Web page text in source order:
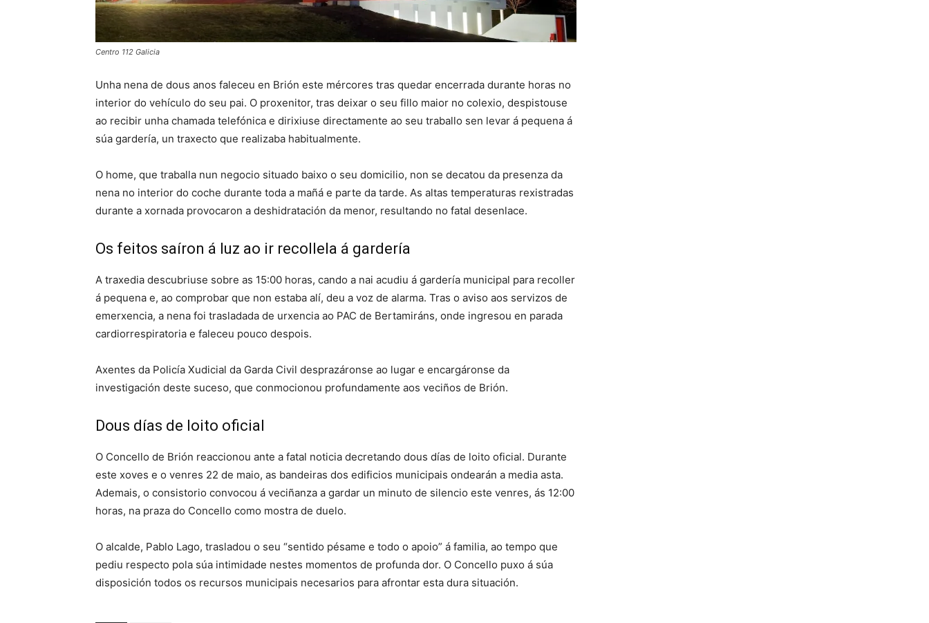
Centro 112 Galicia
Unha nena de dous anos faleceu en Brión este mércores tras quedar encerrada durante horas no
interior do vehículo do seu pai. O proxenitor, tras deixar o seu fillo maior no colexio, despistouse
ao recibir unha chamada telefónica e dirixiuse directamente ao seu traballo sen levar á pequena á
súa gardería, un traxecto que realizaba habitualmente.
O home, que traballa nun negocio situado baixo o seu domicilio, non se decatou da presenza da
nena no interior do coche durante toda a mañá e parte da tarde. As altas temperaturas rexistradas
durante a xornada provocaron a deshidratación da menor, resultando no fatal desenlace.
Os feitos saíron á luz ao ir recollela á gardería
A traxedia descubriuse sobre as 15:00 horas, cando a nai acudiu á gardería municipal para recoller
á pequena e, ao comprobar que non estaba alí, deu a voz de alarma. Tras o aviso aos servizos de
emerxencia, a nena foi trasladada de urxencia ao PAC de Bertamiráns, onde ingresou en parada
cardiorrespiratoria e faleceu pouco despois.
Axentes da Policía Xudicial da Garda Civil desprazáronse ao lugar e encargáronse da
investigación deste suceso, que conmocionou profundamente aos veciños de Brión.
Dous días de loito oficial
O Concello de Brión reaccionou ante a fatal noticia decretando dous días de loito oficial. Durante
este xoves e o venres 22 de maio, as bandeiras dos edificios municipais ondearán a media asta.
Ademais, o consistorio convocou á veciñanza a gardar un minuto de silencio este venres, ás 12:00
horas, na praza do Concello como mostra de duelo.
O alcalde, Pablo Lago, trasladou o seu “sentido pésame e todo o apoio” á familia, ao tempo que
pediu respecto pola súa intimidade nestes momentos de profunda dor. O Concello puxo á súa
disposición todos os recursos municipais necesarios para afrontar esta dura situación.